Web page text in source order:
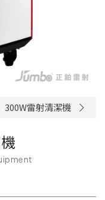
300W雷射清潔機